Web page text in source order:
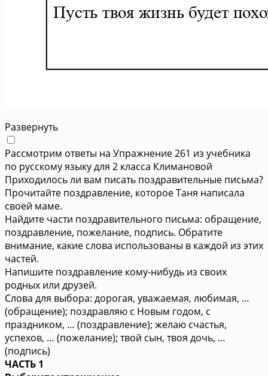
Развернуть
Рассмотрим ответы на Упражнение 261 из учебника
по русскому языку для 2 класса Климановой
Приходилось ли вам писать поздравительные письма?
Прочитайте поздравление, которое Таня написала
своей маме.
Найдите части поздравительного письма: обращение,
поздравление, пожелание, подпись. Обратите
внимание, какие слова использованы в каждой из этих
частей.
Напишите поздравление кому-нибудь из своих
родных или друзей.
Слова для выбора: дорогая, уважаемая, любимая, …
(обращение); поздравляю с Новым годом, с
праздником, … (поздравление); желаю счастья,
успехов, … (пожелание); твой сын, твоя дочь, …
(подпись)
ЧАСТЬ 1